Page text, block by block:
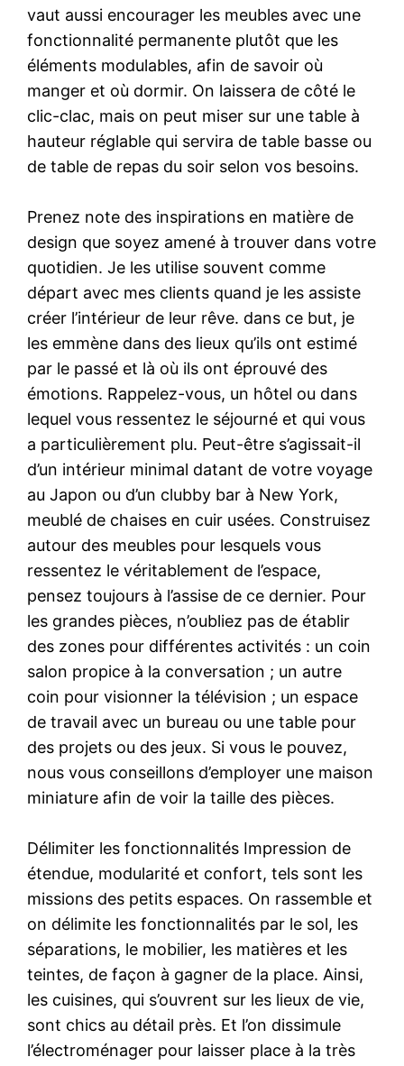
vaut aussi encourager les meubles avec une
fonctionnalité permanente plutôt que les
éléments modulables, afin de savoir où
manger et où dormir. On laissera de côté le
clic-clac, mais on peut miser sur une table à
hauteur réglable qui servira de table basse ou
de table de repas du soir selon vos besoins.
Prenez note des inspirations en matière de
design que soyez amené à trouver dans votre
quotidien. Je les utilise souvent comme
départ avec mes clients quand je les assiste
créer l’intérieur de leur rêve. dans ce but, je
les emmène dans des lieux qu’ils ont estimé
par le passé et là où ils ont éprouvé des
émotions. Rappelez-vous, un hôtel ou dans
lequel vous ressentez le séjourné et qui vous
a particulièrement plu. Peut-être s’agissait-il
d’un intérieur minimal datant de votre voyage
au Japon ou d’un clubby bar à New York,
meublé de chaises en cuir usées. Construisez
autour des meubles pour lesquels vous
ressentez le véritablement de l’espace,
pensez toujours à l’assise de ce dernier. Pour
les grandes pièces, n’oubliez pas de établir
des zones pour différentes activités : un coin
salon propice à la conversation ; un autre
coin pour visionner la télévision ; un espace
de travail avec un bureau ou une table pour
des projets ou des jeux. Si vous le pouvez,
nous vous conseillons d’employer une maison
miniature afin de voir la taille des pièces.
Délimiter les fonctionnalités Impression de
étendue, modularité et confort, tels sont les
missions des petits espaces. On rassemble et
on délimite les fonctionnalités par le sol, les
séparations, le mobilier, les matières et les
teintes, de façon à gagner de la place. Ainsi,
les cuisines, qui s’ouvrent sur les lieux de vie,
sont chics au détail près. Et l’on dissimule
l’électroménager pour laisser place à la très